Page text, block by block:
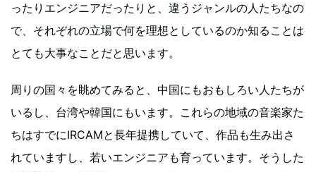
ったりエンジニアだったりと、違うジャンルの人たちなの
で、それぞれの立場で何を理想としているのか知ることは
とても大事なことだと思います。
周りの国々を眺めてみると、中国にもおもしろい人たちが
いるし、台湾や韓国にもいます。これらの地域の音楽家た
ちはすでにIRCAMと長年提携していて、作品も生み出さ
れていますし、若いエンジニアも育っています。そうした